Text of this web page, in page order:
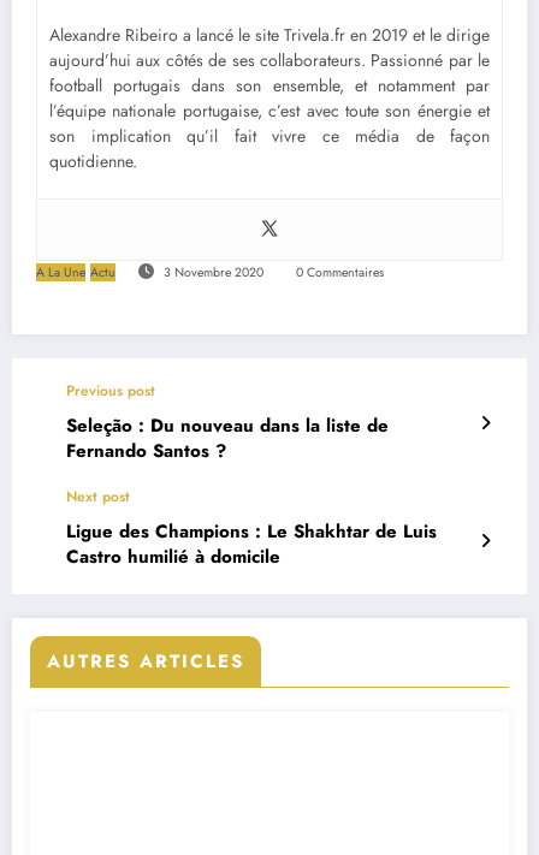
Alexandre Ribeiro a lancé le site Trivela.fr en 2019 et le dirige
aujourd’hui aux côtés de ses collaborateurs. Passionné par le
football portugais dans son ensemble, et notamment par
l’équipe nationale portugaise, c’est avec toute son énergie et
son implication qu’il fait vivre ce média de façon
quotidienne.
A La Une Actu 3 Novembre 2020 0 Commentaires
Previous post
Seleção : Du nouveau dans la liste de
Fernando Santos ?
Next post
Ligue des Champions : Le Shakhtar de Luis
Castro humilié à domicile
AUTRES ARTICLES